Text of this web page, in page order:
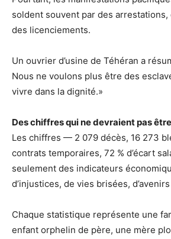
soldent souvent par des
des licenciements.
Un ouvrier d’usine de Téhéran a
Nous ne voulons plus être des
vivre dans la dignité.»
Des chiffres qui ne devraient pas
Les chiffres — 2 079 décès, 16 273
contrats temporaires, 72 % d’écart
seulement des indicateurs
d’injustices, de vies brisées,
Chaque statistique représente une
enfant orphelin de père, une mère